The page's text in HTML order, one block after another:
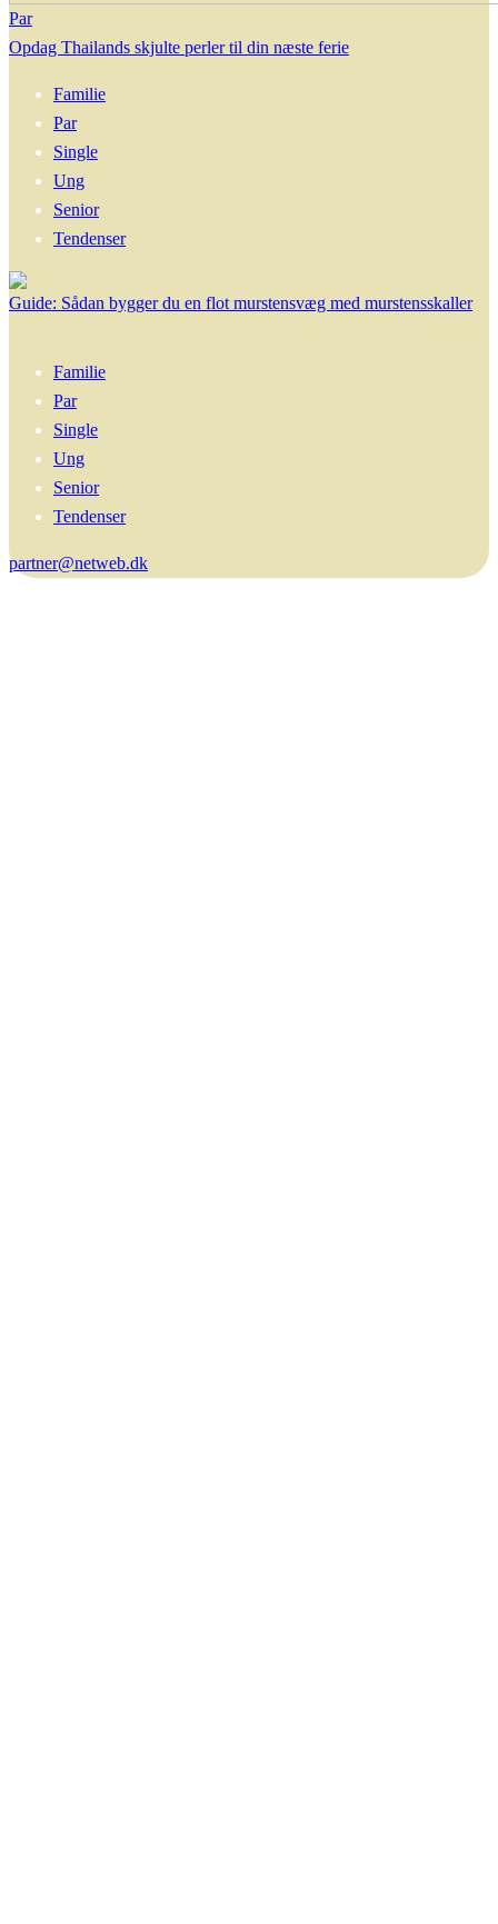
Par
Opdag Thailands skjulte perler til din næste ferie
Familie
Par
Single
Ung
Senior
Tendenser
Guide: Sådan bygger du en flot murstensvæg med murstensskaller
Familie
Par
Single
Ung
Senior
Tendenser
partner@netweb.dk